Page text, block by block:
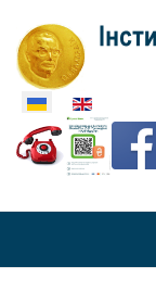
Оберіть свою мову